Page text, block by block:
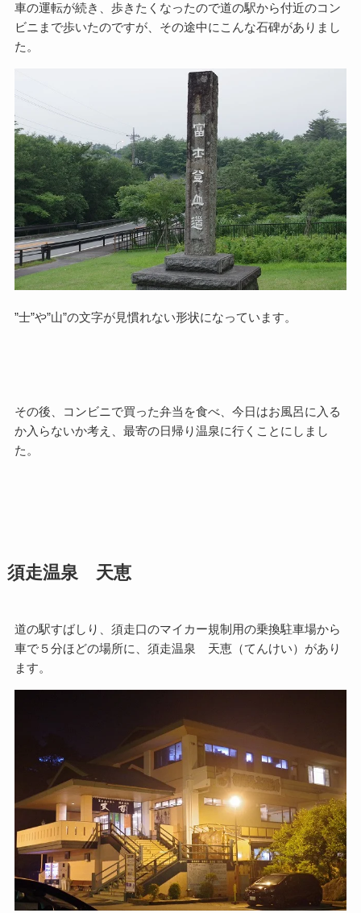
車の運転が続き、歩きたくなったので道の駅から付近のコン
ビニまで歩いたのですが、その途中にこんな石碑がありまし
た。
”士”や”山”の文字が見慣れない形状になっています。
その後、コンビニで買った弁当を食べ、今日はお風呂に入る
か入らないか考え、最寄の日帰り温泉に行くことにしまし
た。
須走温泉 天恵
道の駅すばしり、須走口のマイカー規制用の乗換駐車場から
車で５分ほどの場所に、須走温泉 天恵（てんけい）があり
ます。